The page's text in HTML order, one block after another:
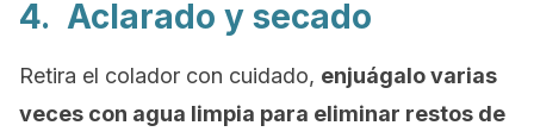
4. Aclarado y secado
Retira el colador con cuidado, enjuágalo varias
veces con agua limpia para eliminar restos de